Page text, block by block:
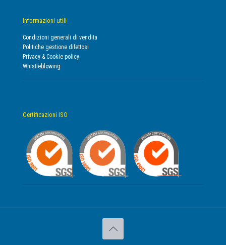
Informazioni utili
Condizioni generali di vendita
Politiche gestione difettosi
Privacy & Cookie policy
Whistleblowing
Certificazioni ISO